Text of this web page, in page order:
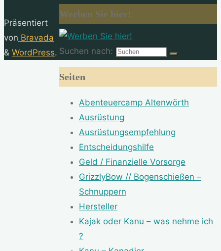
Werben Sie hier!
Suchen nach:
Seiten
Abenteuercamp Altenwörth
Ausrüstung
Ausrüstungsempfehlung
Entscheidungshilfe
Geld / Finanzielle Vorsorge
GrizzlyBow // Bogenschießen –
Schnuppern
Hersteller
Kajak oder Kanu – was nehme ich
?
Präsentiert
von Bravada
& WordPress.